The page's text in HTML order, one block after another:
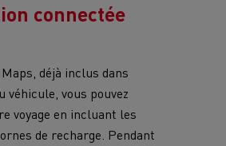
connectée
déjà inclus dans
véhicule, vous pouvez
voyage en incluant les
de recharge. Pendant